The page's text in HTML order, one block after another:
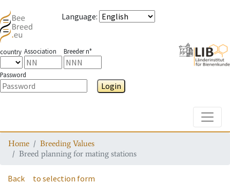
Language:
country Association Breeder n°
Password
Login
Home
Breeding Values
Breed planning for mating stations
Back to selection form